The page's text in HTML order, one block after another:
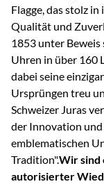
Flagge, das stolz
Qualität und
1853 unter
Uhren in über 160
dabei seine
Ursprüngen treu
Schweizer Juras
der Innovation
emblematischen
Tradition".Wir sind
autorisierter